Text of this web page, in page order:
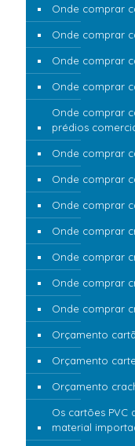
Onde comprar
Onde comprar
Onde comprar
Onde comprar
Onde comprar
prédios
Onde comprar
Onde comprar
Onde comprar
Onde comprar
Onde comprar
Onde comprar
Onde comprar
Orçamento
Orçamento
Orçamento
Os cartões
material